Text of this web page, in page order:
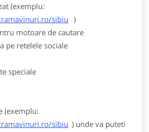
(exemplu:
sibiu )
motoare de cautare
pe retelele sociale
speciale
(exemplu:
sibiu ) unde va puteti